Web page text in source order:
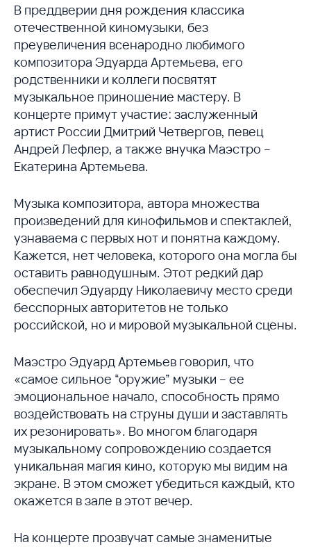
В преддверии дня рождения классика
отечественной киномузыки, без
преувеличения всенародно любимого
композитора Эдуарда Артемьева, его
родственники и коллеги посвятят
музыкальное приношение мастеру. В
концерте примут участие: заслуженный
артист России Дмитрий Четвергов, певец
Андрей Лефлер, а также внучка Маэстро –
Екатерина Артемьева.
Музыка композитора, автора множества
произведений для кинофильмов и спектаклей,
узнаваема с первых нот и понятна каждому.
Кажется, нет человека, которого она могла бы
оставить равнодушным. Этот редкий дар
обеспечил Эдуарду Николаевичу место среди
бесспорных авторитетов не только
российской, но и мировой музыкальной сцены.
Маэстро Эдуард Артемьев говорил, что
«самое сильное “оружие” музыки – ее
эмоциональное начало, способность прямо
воздействовать на струны души и заставлять
их резонировать». Во многом благодаря
музыкальному сопровождению создается
уникальная магия кино, которую мы видим на
экране. В этом сможет убедиться каждый, кто
окажется в зале в этот вечер.
На концерте прозвучат самые знаменитые